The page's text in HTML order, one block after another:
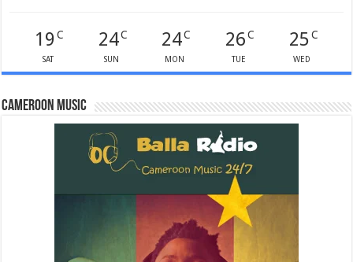
19C
SAT
24C
SUN
24C
MON
26C
TUE
25C
WED
Cameroon Music